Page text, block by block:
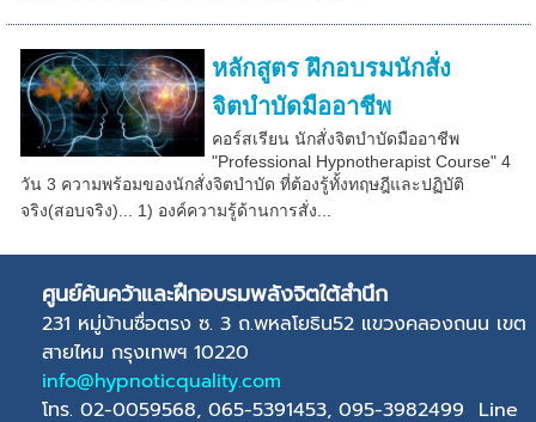
หลักสูตร ฝึกอบรมนักสั่ง
จิตบำบัดมืออาชีพ
คอร์สเรียน นักสั่งจิตบำบัดมืออาชีพ
"Professional Hypnotherapist Course" 4
วัน 3 ความพร้อมของนักสั่งจิตบำบัด ที่ต้องรู้ทั้งทฤษฎีและปฏิบัติ
จริง(สอบจริง)... 1) องค์ความรู้ด้านการสั่ง...
ศูนย์ค้นคว้าและฝึกอบรมพลังจิตใต้สำนึก
231 หมู่บ้านซื่อตรง ซ. 3 ถ.พหลโยธิน52 แขวงคลองถนน เขต
สายไหม กรุงเทพฯ 10220
info@hypnoticquality.com
โทร. 02-0059568, 065-5391453, 095-3982499 Line